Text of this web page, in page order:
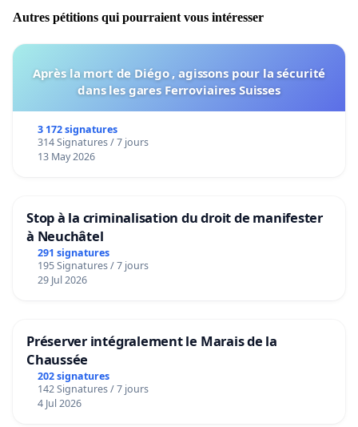
Autres pétitions qui pourraient vous intéresser
Après la mort de Diégo , agissons pour la sécurité
dans les gares Ferroviaires Suisses
3 172 signatures
314 Signatures / 7 jours
13 May 2026
Stop à la criminalisation du droit de manifester
à Neuchâtel
291 signatures
195 Signatures / 7 jours
29 Jul 2026
Préserver intégralement le Marais de la
Chaussée
202 signatures
142 Signatures / 7 jours
4 Jul 2026